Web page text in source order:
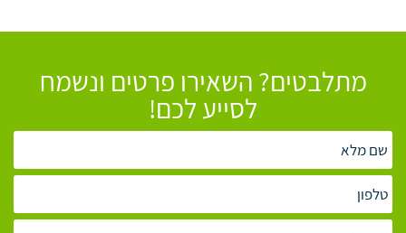
מתלבטים? השאירו פרטים ונשמח
לסייע לכם!